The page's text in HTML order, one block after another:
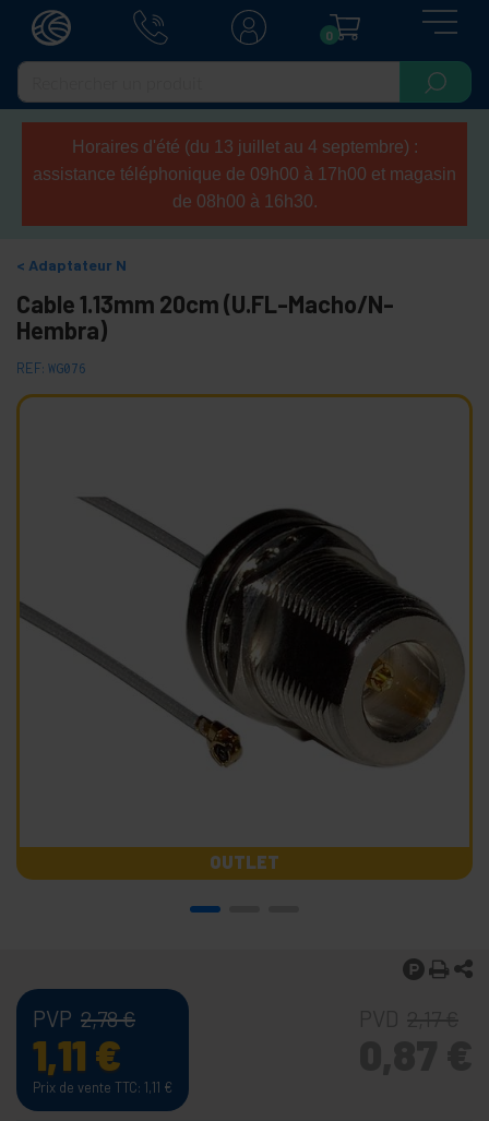
0
Horaires d'été (du 13 juillet au 4 septembre) :
assistance téléphonique de 09h00 à 17h00 et magasin
de 08h00 à 16h30.
Adaptateur N
Cable 1.13mm 20cm (U.FL-Macho/N-
Hembra)
REF: WG076
OUTLET
PVP 2,78€
1,11 €
Prix de vente TTC: 1,11 €